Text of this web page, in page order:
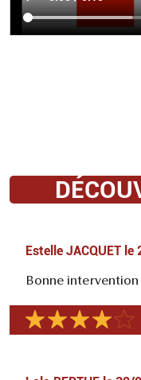
Estelle JACQUET le
Bonne intervention